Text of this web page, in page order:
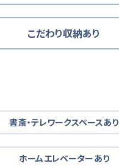
こだわり収納あり
書斎・テレワークスペースあり
ホームエレベーターあり